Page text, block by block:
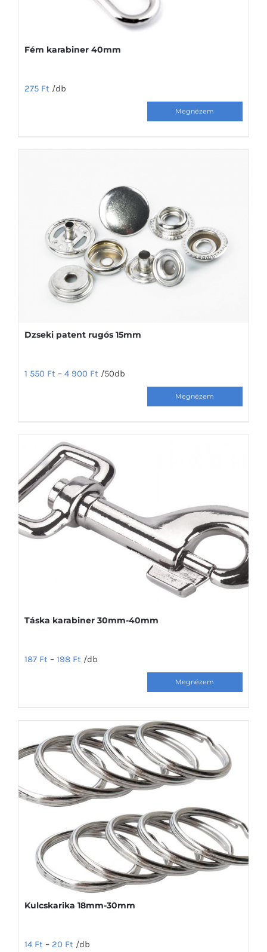
Fém karabiner 40mm
275 Ft /db
Dzseki patent rugós 15mm
1 550 Ft – 4 900 Ft /50db
variációja
van.
A
változatok
a
termékoldalon
Táska karabiner 30mm-40mm
187 Ft – 198 Ft /db
variációja
van.
változatok
termékoldalon
választhatók
Kulcskarika 18mm-30mm
14 Ft – 20 Ft /db